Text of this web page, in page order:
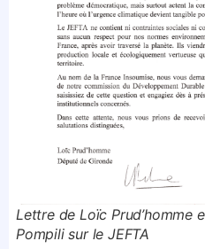
Lettre de Loïc Prud’homme
Pompili sur le JEFTA